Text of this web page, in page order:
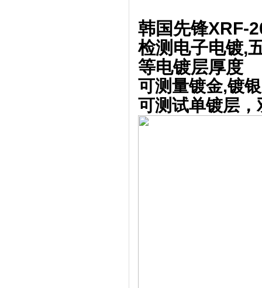
韩国先锋XRF-
检测电子电镀,
等电镀层厚度
可测量镀金,镀
可测试单镀层